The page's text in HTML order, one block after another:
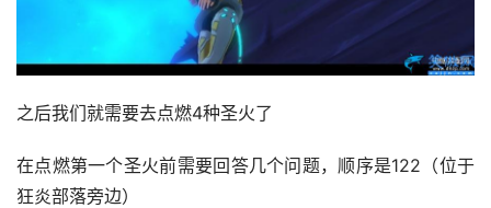
之后我们就需要去点燃4种圣火了
在点燃第一个圣火前需要回答几个问题，顺序是122（位于
狂炎部落旁边）